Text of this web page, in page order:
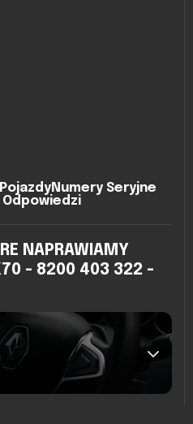
Numery Seryjne
NAPRAWIAMY
- 8200 403 322 -